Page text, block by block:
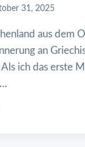
31, 2025
aus dem
an
ich das erste